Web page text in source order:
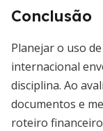
Conclusão
Planejar o uso
internacional
disciplina. Ao
documentos e
roteiro